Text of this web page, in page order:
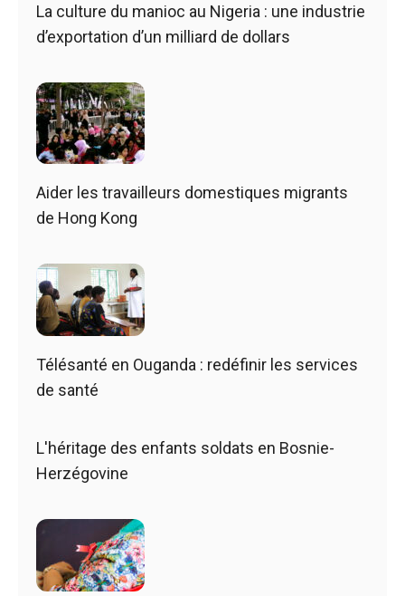
La culture du manioc au Nigeria : une industrie
d’exportation d’un milliard de dollars
Aider les travailleurs domestiques migrants
de Hong Kong
Télésanté en Ouganda : redéfinir les services
de santé
L'héritage des enfants soldats en Bosnie-
Herzégovine